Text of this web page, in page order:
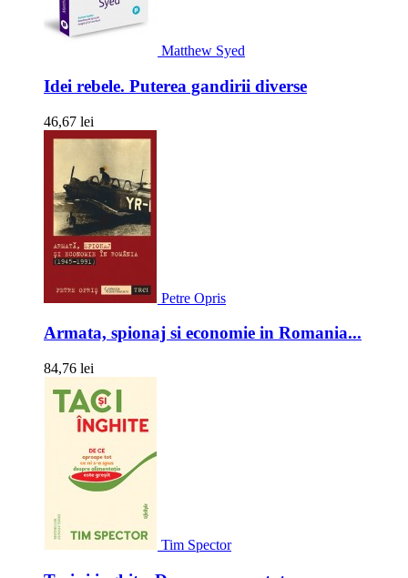
Matthew Syed
Idei rebele. Puterea gandirii diverse
46,67 lei
Petre Opris
Armata, spionaj si economie in Romania...
84,76 lei
Tim Spector